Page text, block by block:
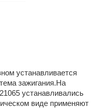
устанавливается
зажигания.На
устанавливались
виде применяют